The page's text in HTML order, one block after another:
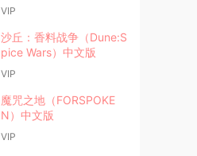
文版
VIP
沙丘：香料战争（Dune:S
pice Wars）中文版
VIP
魔咒之地（FORSPOKE
N）中文版
VIP